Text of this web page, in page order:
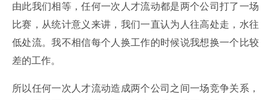
由此我们相等，任何一次人才流动都是两个公司打了一场
比赛，从统计意义来讲，我们一直认为人往高处走，水往
低处流。我不相信每个人换工作的时候说我想换一个比较
差的工作。
所以任何一次人才流动造成两个公司之间一场竞争关系，